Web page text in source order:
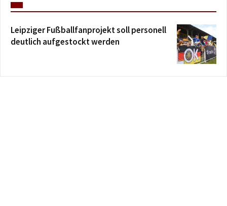
Leipziger Fußballfanprojekt soll personell
deutlich aufgestockt werden